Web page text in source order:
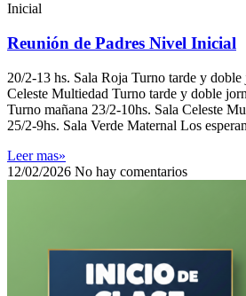
Inicial
Reunión de Padres Nivel Inicial
20/2-13 hs. Sala Roja Turno tarde y doble
Celeste Multiedad Turno tarde y doble
Turno mañana 23/2-10hs. Sala Celeste
25/2-9hs. Sala Verde Maternal Los
Leer mas»
12/02/2026 No hay comentarios